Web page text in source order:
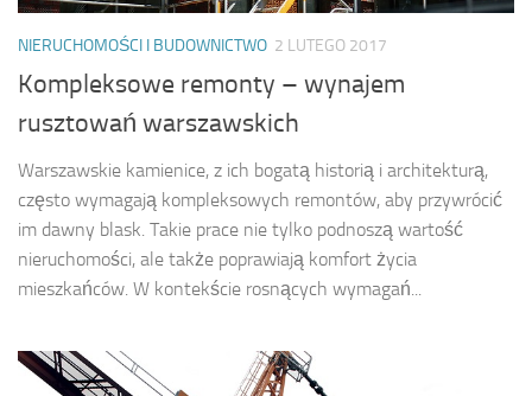
NIERUCHOMOŚCI I BUDOWNICTWO 2 LUTEGO 2017
Kompleksowe remonty – wynajem
rusztowań warszawskich
Warszawskie kamienice, z ich bogatą historią i architekturą,
często wymagają kompleksowych remontów, aby przywrócić
im dawny blask. Takie prace nie tylko podnoszą wartość
nieruchomości, ale także poprawiają komfort życia
mieszkańców. W kontekście rosnących wymagań...